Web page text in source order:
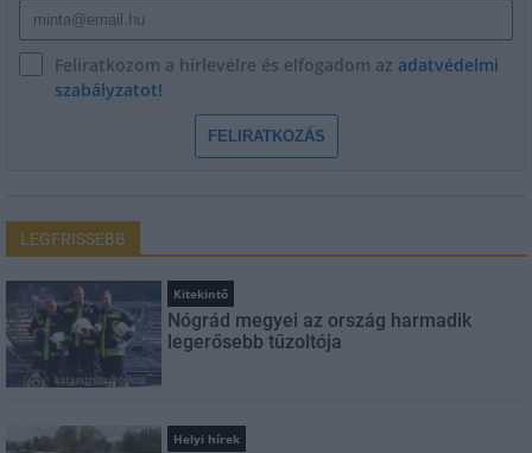
Feliratkozom a hírlevélre és elfogadom az adatvédelmi
szabályzatot!
FELIRATKOZÁS
LEGFRISSEBB
Kitekintő
Nógrád megyei az ország harmadik
legerősebb tűzoltója
Helyi hírek